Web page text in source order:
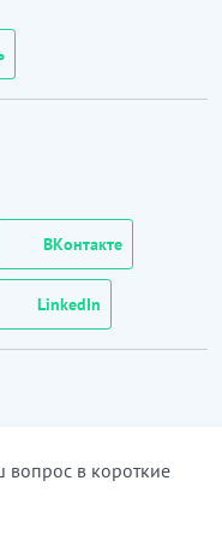
ВКонтакте
LinkedIn
вопрос в короткие